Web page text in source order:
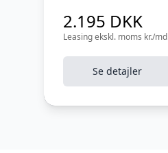
2.195 DKK
Leasing ekskl. moms kr./md
Se detajler